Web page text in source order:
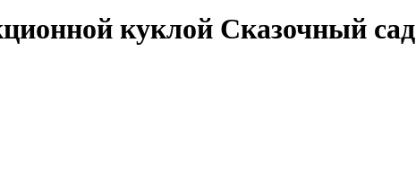
куклой Сказочный сад